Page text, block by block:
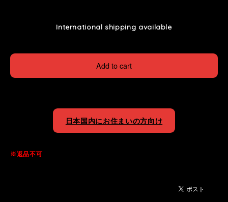
International shipping available
Add to cart
日本国内にお住まいの方向け
※返品不可